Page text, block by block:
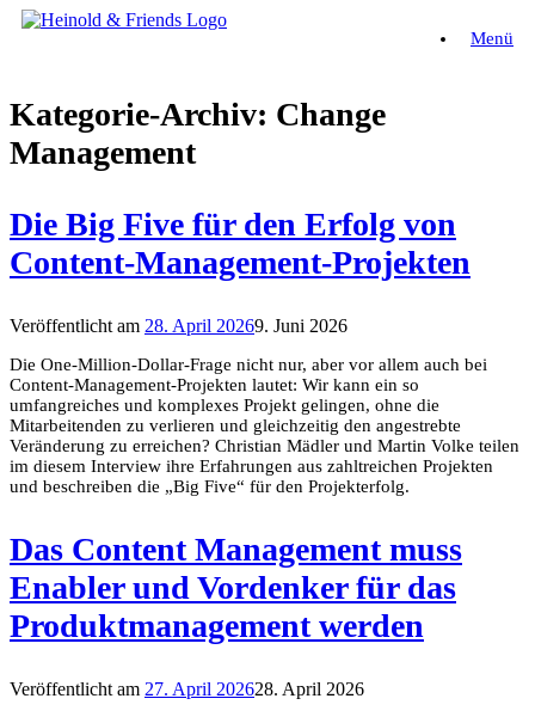
Zum
Menü
Kategorie-Archiv: Change
Management
Die Big Five für den Erfolg von
Content-Management-Projekten
Veröffentlicht am 28. April 20269. Juni 2026
Die One-Million-Dollar-Frage nicht nur, aber vor allem auch bei
Content-Management-Projekten lautet: Wir kann ein so
umfangreiches und komplexes Projekt gelingen, ohne die
Mitarbeitenden zu verlieren und gleichzeitig den angestrebte
Veränderung zu erreichen? Christian Mädler und Martin Volke teilen
im diesem Interview ihre Erfahrungen aus zahltreichen Projekten
und beschreiben die „Big Five“ für den Projekterfolg.
Das Content Management muss
Enabler und Vordenker für das
Produktmanagement werden
Veröffentlicht am 27. April 202628. April 2026